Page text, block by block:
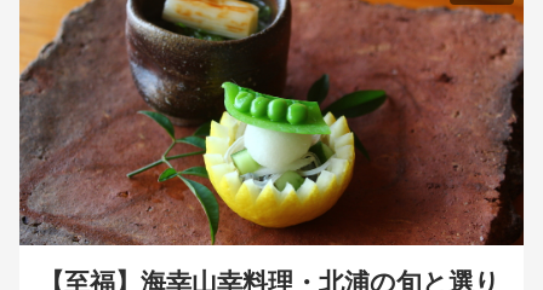
【至福】海幸山幸料理・北浦の旬と選り